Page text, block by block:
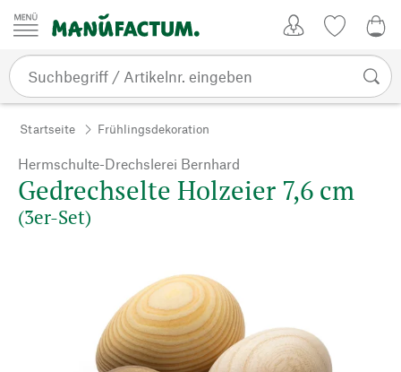
Zum Inhalt springen
Startseite Frühlingsdekoration
Hermschulte-Drechslerei Bernhard
Gedrechselte Holzeier 7,6 cm
(3er-Set)